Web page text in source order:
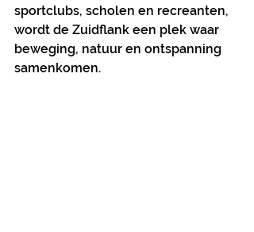
sportclubs, scholen en recreanten,
wordt de Zuidflank een plek waar
beweging, natuur en ontspanning
samenkomen.